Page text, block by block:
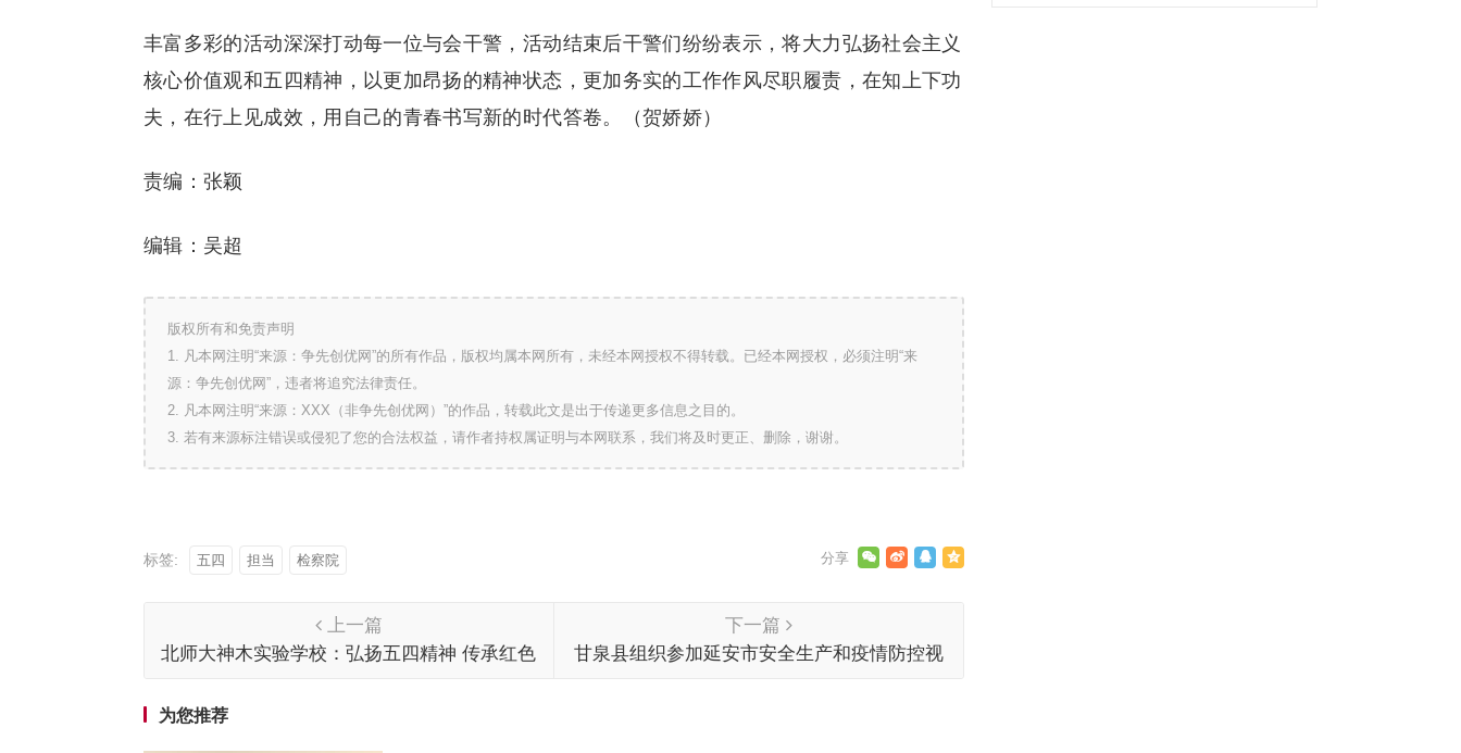
丰富多彩的活动深深打动每一位与会干警，活动结束后干警们纷纷表示，将大力弘扬社会主义
核心价值观和五四精神，以更加昂扬的精神状态，更加务实的工作作风尽职履责，在知上下功
夫，在行上见成效，用自己的青春书写新的时代答卷。（贺娇娇）
责编：张颖
编辑：吴超
版权所有和免责声明
1. 凡本网注明“来源：争先创优网”的所有作品，版权均属本网所有，未经本网授权不得转载。已经本网授权，必须注明“来
源：争先创优网”，违者将追究法律责任。
2. 凡本网注明“来源：XXX（非争先创优网）”的作品，转载此文是出于传递更多信息之目的。
3. 若有来源标注错误或侵犯了您的合法权益，请作者持权属证明与本网联系，我们将及时更正、删除，谢谢。
标签: 五四 担当 检察院
上一篇
北师大神木实验学校：弘扬五四精神 传承红色
下一篇
甘泉县组织参加延安市安全生产和疫情防控视
为您推荐